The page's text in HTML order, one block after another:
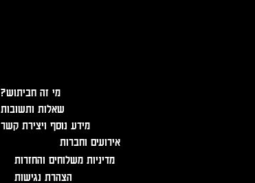
?מי זה חביתוש
שאלות ותשובות
מידע נוסף ויצירת קשר
אירועים וחברות
מדיניות משלוחים והחזרות
הצהרת נגישות